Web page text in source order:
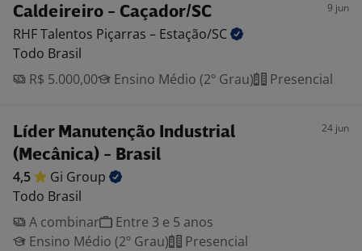
Caldeireiro - Caçador/SC 9 jun
RHF Talentos Piçarras – Estação/SC
Todo Brasil
R$ 5.000,00
Ensino Médio (2º Grau) Presencial
Líder Manutenção Industrial
(Mecânica) - Brasil
24 jun
4,5 Gi Group
Todo Brasil
A combinar
Entre 3 e 5 anos
Ensino Médio (2º Grau)
Presencial